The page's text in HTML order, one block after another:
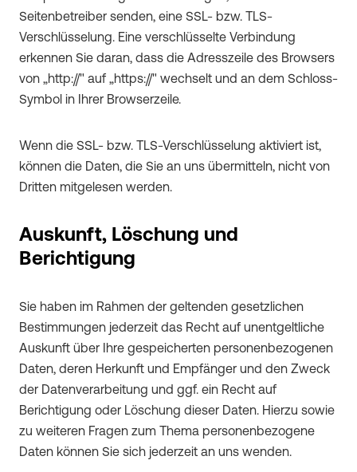
Seitenbetreiber senden, eine SSL- bzw. TLS-
Verschlüsselung. Eine verschlüsselte Verbindung
erkennen Sie daran, dass die Adresszeile des Browsers
von „http://" auf „https://" wechselt und an dem Schloss-
Symbol in Ihrer Browserzeile.
Wenn die SSL- bzw. TLS-Verschlüsselung aktiviert ist,
können die Daten, die Sie an uns übermitteln, nicht von
Dritten mitgelesen werden.
Auskunft, Löschung und
Berichtigung
Sie haben im Rahmen der geltenden gesetzlichen
Bestimmungen jederzeit das Recht auf unentgeltliche
Auskunft über Ihre gespeicherten personenbezogenen
Daten, deren Herkunft und Empfänger und den Zweck
der Datenverarbeitung und ggf. ein Recht auf
Berichtigung oder Löschung dieser Daten. Hierzu sowie
zu weiteren Fragen zum Thema personenbezogene
Daten können Sie sich jederzeit an uns wenden.